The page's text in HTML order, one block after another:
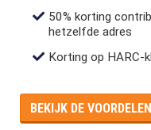
50% korting
hetzelfde adres
Korting op HARC-
BEKIJK DE VOORDELEN